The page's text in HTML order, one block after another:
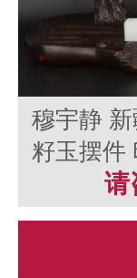
穆宇静
籽玉摆件
请